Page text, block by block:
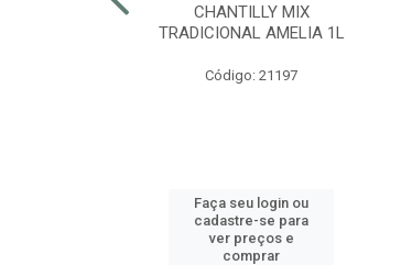
CHANTILLY MIX
TRADICIONAL AMELIA 1L
Código: 21197
Faça seu login ou
cadastre-se para
ver preços e
comprar